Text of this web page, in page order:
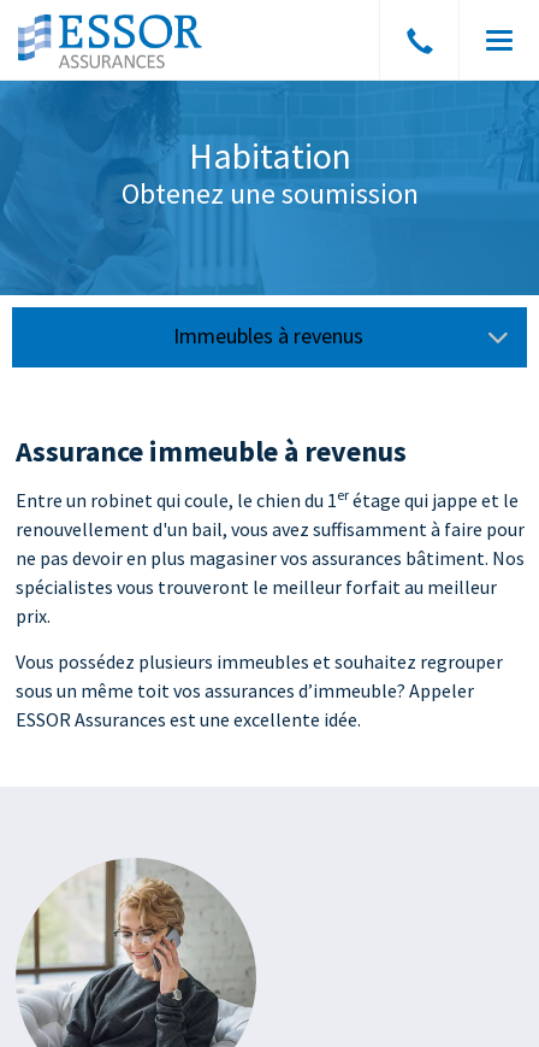
à
Habitation
Obtenez une soumission
Immeubles à revenus
Copropriétaires
Locataires
Chalets et résidences secondaires
Rénovation
Assurance immeuble à revenus
Entre un robinet qui coule, le chien du 1erétage qui jappe et le
renouvellement d'un bail, vous avez suffisamment à faire pour
ne pas devoir en plus magasiner vos assurances bâtiment. Nos
spécialistes vous trouveront le meilleur forfait au meilleur
prix.
Vous possédez plusieurs immeubles et souhaitez regrouper
sous un même toit vos assurances d’immeuble? Appeler
ESSOR Assurances est une excellente idée.